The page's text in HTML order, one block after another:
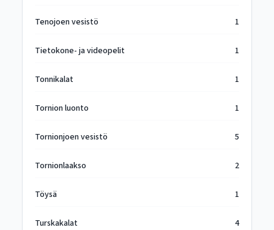
Tenojoen vesistö 1
Tietokone- ja videopelit 1
Tonnikalat 1
Tornion luonto 1
Tornionjoen vesistö 5
Tornionlaakso 2
Töysä 1
Turskakalat 4